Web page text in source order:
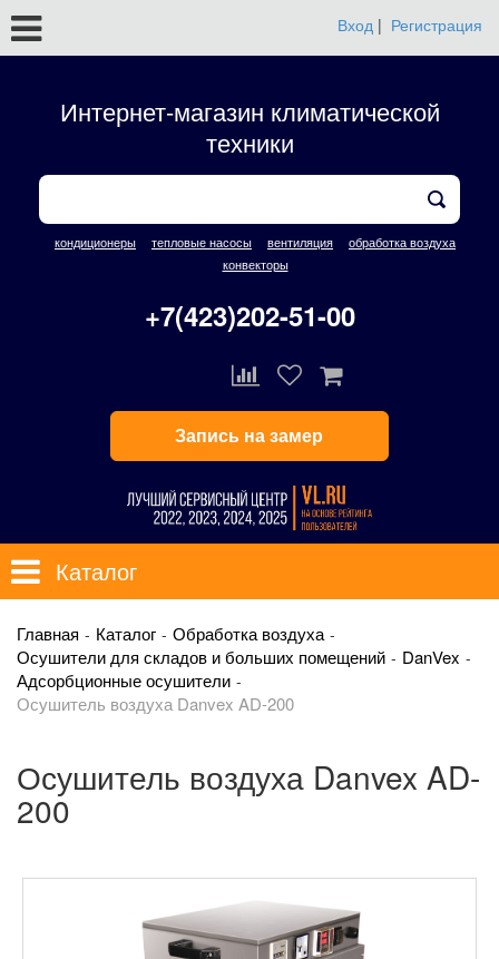
Вход | Регистрация
Интернет-магазин климатической
техники
кондиционеры тепловые насосы вентиляция
обработка воздуха
конвекторы
+7(423)202-51-00
Запись на замер
Каталог
Главная Каталог
Обработка воздуха
Осушители для складов и больших помещений
DanVex
Адсорбционные осушители
Осушитель воздуха Danvex AD-200
Осушитель воздуха Danvex AD-
200